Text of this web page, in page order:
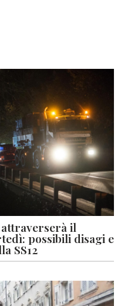
il
possibili disagi e
SS12